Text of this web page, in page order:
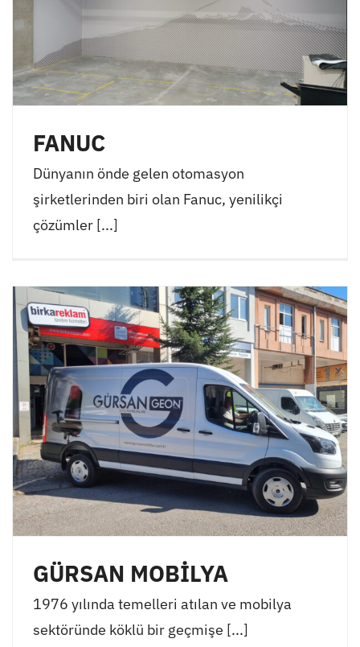
FANUC
Dünyanın önde gelen otomasyon
şirketlerinden biri olan Fanuc, yenilikçi
çözümler [...]
GÜRSAN MOBİLYA
1976 yılında temelleri atılan ve mobilya
sektöründe köklü bir geçmişe [...]